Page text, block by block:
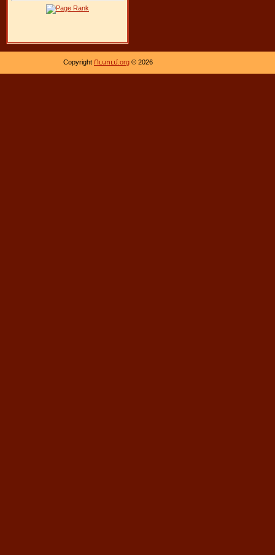
Copyright Ուսում.org © 2026